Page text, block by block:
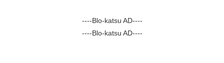
----Blo-katsu AD----
----Blo-katsu AD----